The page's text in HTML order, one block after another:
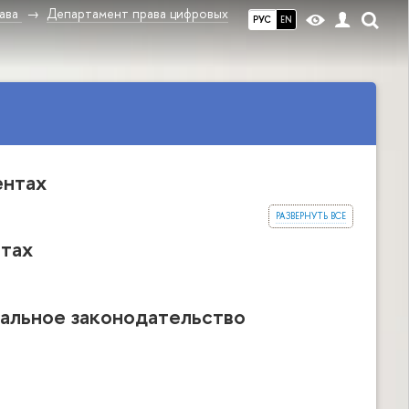
РУС EN
Департамент права цифровых
развернуть все
законодательство